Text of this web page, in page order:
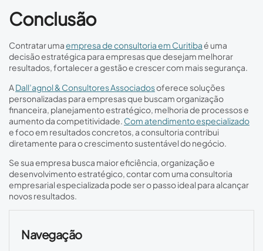
Conclusão
Contratar umaempresa de consultoria em Curitibaé uma
decisão estratégica para empresas que desejam melhorar
resultados, fortalecer a gestão e crescer com mais segurança.
ADall’agnol & Consultores Associadosoferece soluções
personalizadas para empresas que buscam organização
financeira, planejamento estratégico, melhoria de processos e
aumento da competitividade. Com atendimento especializado
e foco em resultados concretos, a consultoria contribui
diretamente para o crescimento sustentável do negócio.
Se sua empresa busca maior eficiência, organização e
desenvolvimento estratégico, contar com uma consultoria
empresarial especializada pode ser o passo ideal para alcançar
novos resultados.
Navegação